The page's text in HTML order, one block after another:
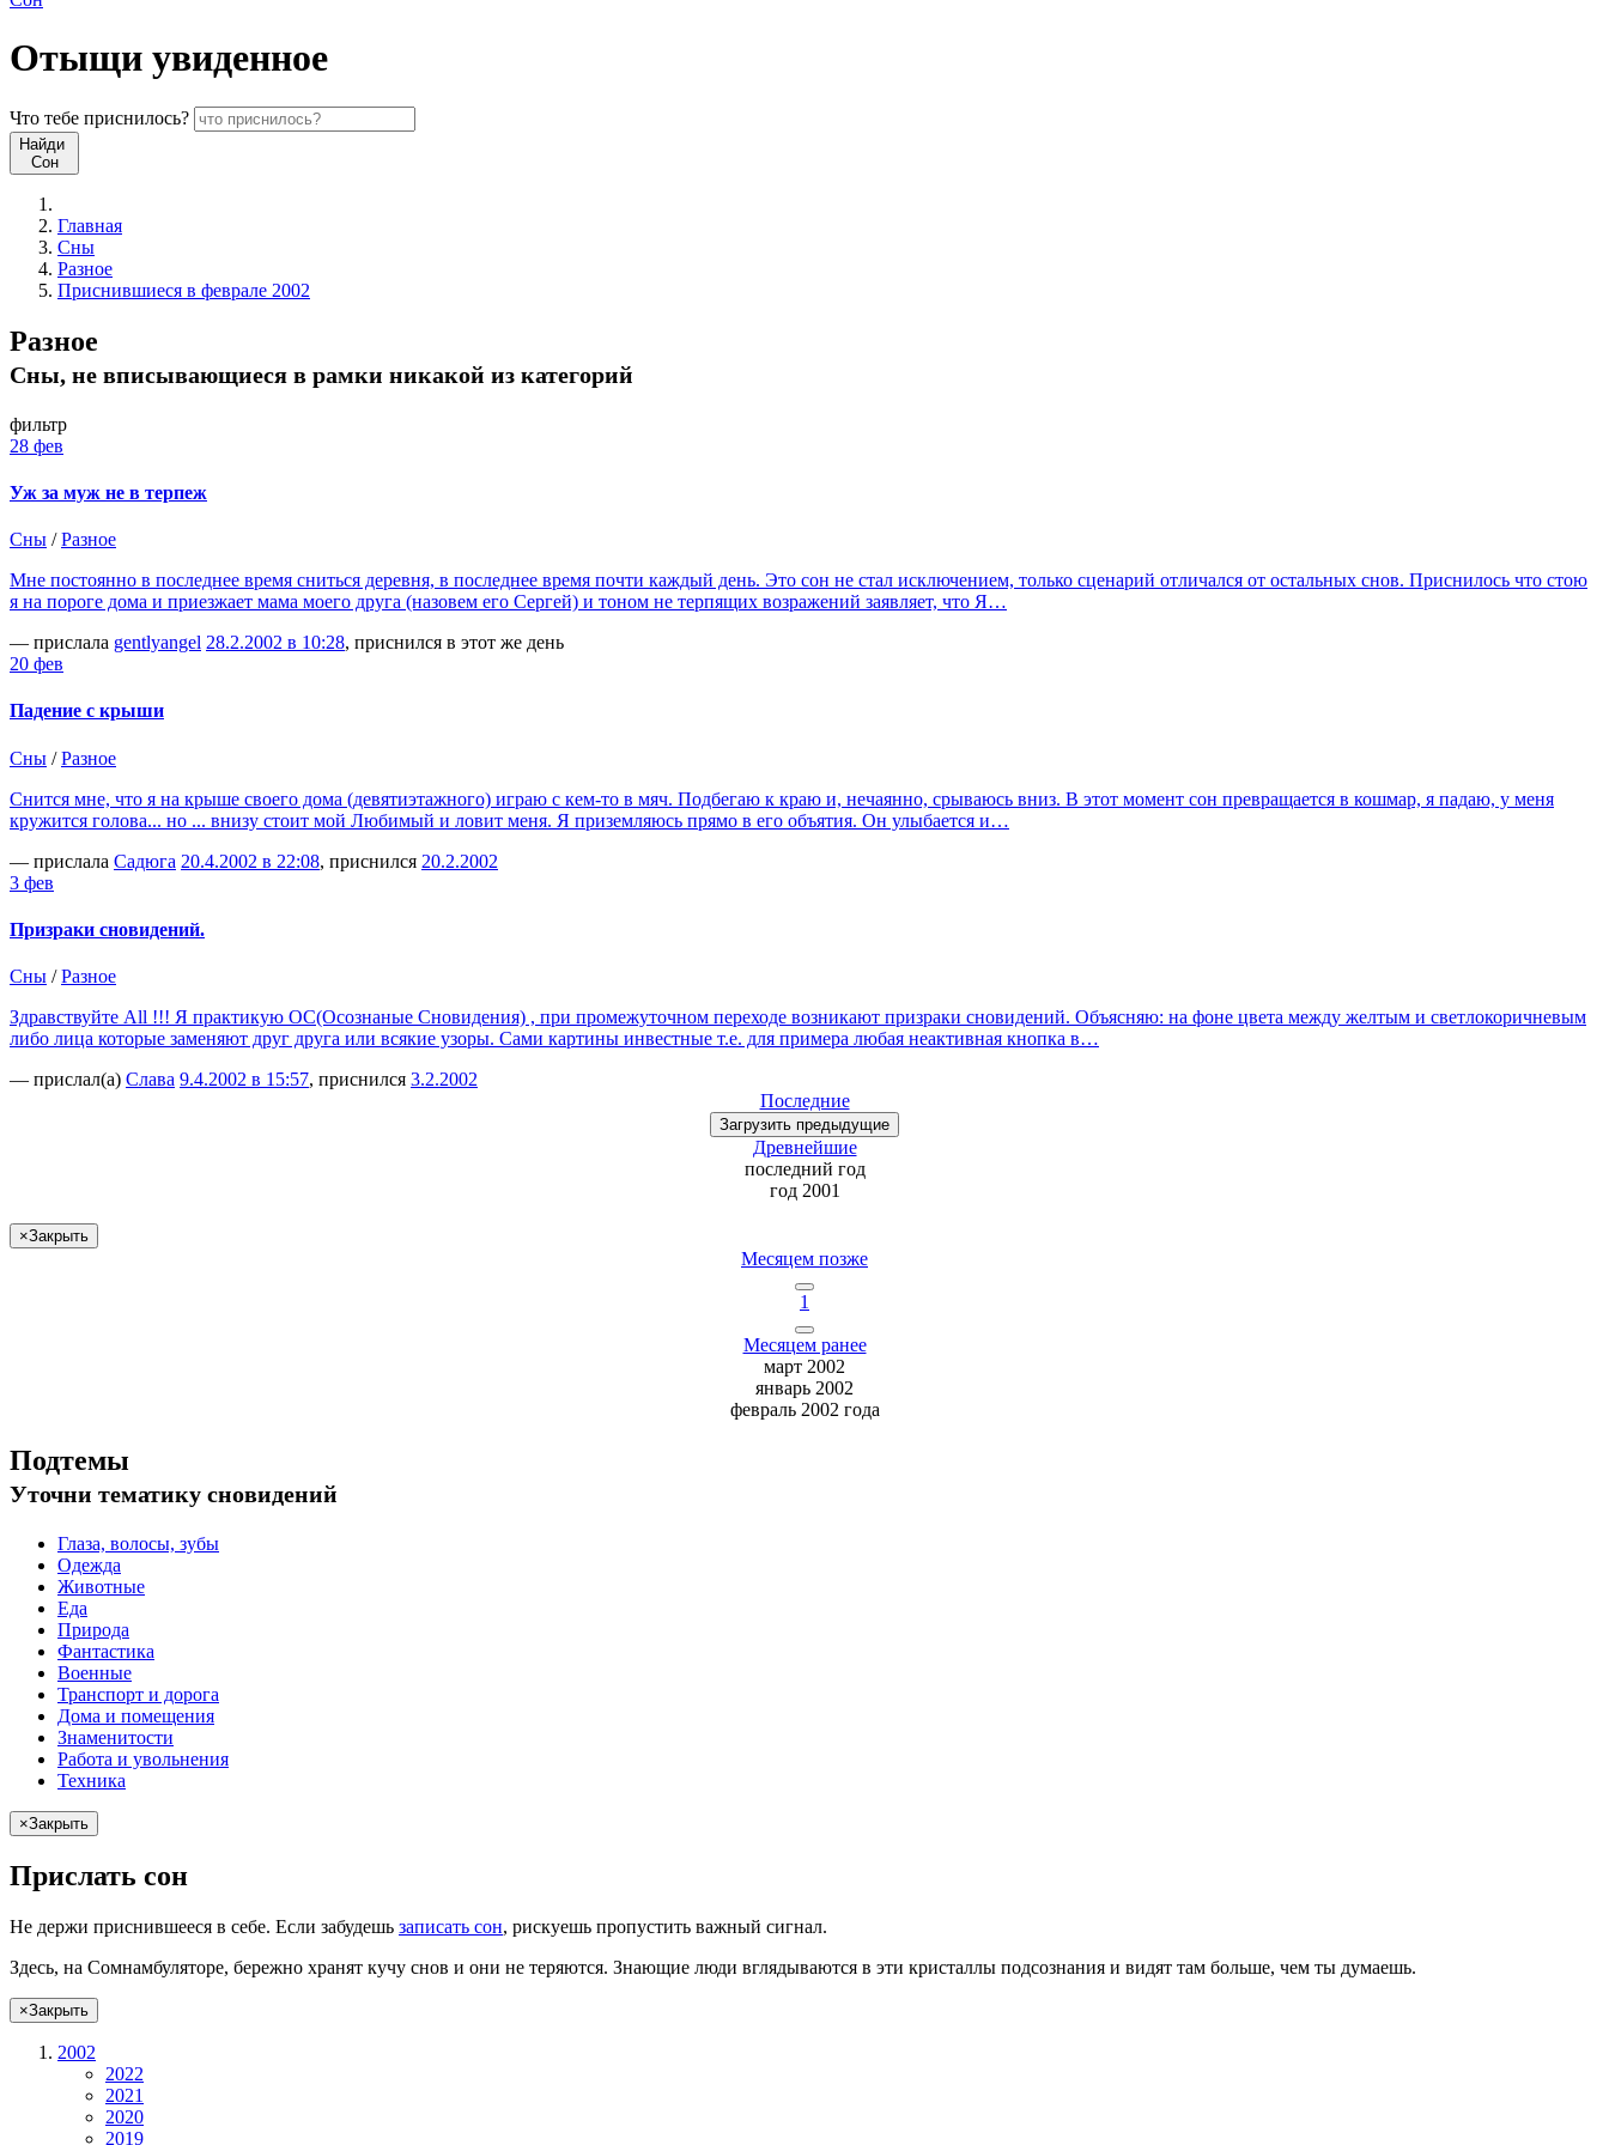
Отыщи увиденное
Что тебе приснилось?
Найди
Сон
Главная
Сны
Разное
Приснившиеся в феврале 2002
Разное
Сны, не вписывающиеся в рамки никакой из категорий
фильтр
28 фев
Уж за муж не в терпеж
Сны /Разное
Мне постоянно в последнее время сниться деревня, в последнее время почти каждый день. Это сон не стал исключением, только сценарий отличался от остальных снов. Приснилось что стою
я на пороге дома и приезжает мама моего друга (назовем его Сергей) и тоном не терпящих возражений заявляет, что Я…
— прислала gentlyangel 28.2.2002 в 10:28, приснился в этот же день
20 фев
Падение с крыши
Сны /Разное
Снится мне, что я на крыше своего дома (девятиэтажного) играю с кем-то в мяч. Подбегаю к краю и, нечаянно, срываюсь вниз. В этот момент сон превращается в кошмар, я падаю, у меня
кружится голова... но ... внизу стоит мой Любимый и ловит меня. Я приземляюсь прямо в его объятия. Он улыбается и…
— прислала Садюга 20.4.2002 в 22:08, приснился 20.2.2002
3 фев
Призраки сновидений.
Сны /Разное
Здравствуйте All !!! Я практикую ОС(Осознаные Сновидения) , при промежуточном переходе возникают призраки сновидений. Объясняю: на фоне цвета между желтым и светлокоричневым
либо лица которые заменяют друг друга или всякие узоры. Сами картины инвестные т.е. для примера любая неактивная кнопка в…
— прислал(а) Слава 9.4.2002 в 15:57, приснился 3.2.2002
Последние
Загрузить предыдущие
Древнейшие
последний год
год 2001
×Закрыть
Месяцем позже
1
Месяцем ранее
март 2002
январь 2002
февраль 2002 года
Подтемы
Уточни тематику сновидений
Глаза, волосы, зубы
Одежда
Животные
Еда
Природа
Фантастика
Военные
Транспорт и дорога
Дома и помещения
Знаменитости
Работа и увольнения
Техника
×Закрыть
Прислать сон
Не держи приснившееся в себе. Если забудешь записать сон, рискуешь пропустить важный сигнал.
Здесь, на Сомнамбуляторе, бережно хранят кучу снов и они не теряются. Знающие люди вглядываются в эти кристаллы подсознания и видят там больше, чем ты думаешь.
×Закрыть
2002
2022
2021
2020
2019